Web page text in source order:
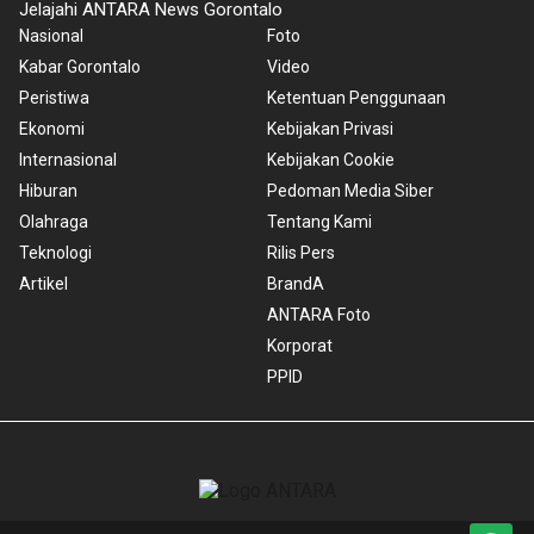
Jelajahi ANTARA News Gorontalo
Nasional
Kabar Gorontalo
Peristiwa
Ekonomi
Internasional
Hiburan
Olahraga
Teknologi
Artikel
Foto
Video
Ketentuan Penggunaan
Kebijakan Privasi
Kebijakan Cookie
Pedoman Media Siber
Tentang Kami
Rilis Pers
BrandA
ANTARA Foto
Korporat
PPID